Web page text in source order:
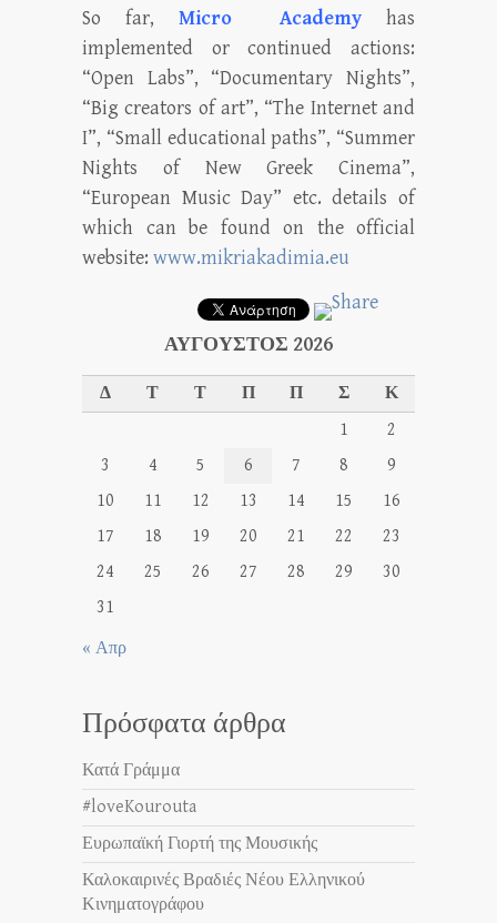
So far, Micro Academy has
implemented or continued actions:
“Open Labs”, “Documentary Nights”,
“Big creators of art”, “The Internet and
I”, “Small educational paths”, “Summer
Nights of New Greek Cinema”,
“European Music Day” etc. details of
which can be found on the official
website: www.mikriakadimia.eu
ΑΎΓΟΥΣΤΟΣ 2026
Δ Τ Τ Π Π Σ
Κ
1
2
3
4 5 6 7 8
9
10
11 12 13 14 15
16
17
18 19 20 21 22
23
24
25 26 27 28 29
30
31
« Απρ
Πρόσφατα άρθρα
Κατά Γράμμα
#loveKourouta
Ευρωπαϊκή Γιορτή της Μουσικής
Καλοκαιρινές Βραδιές Νέου Ελληνικού
Κινηματογράφου